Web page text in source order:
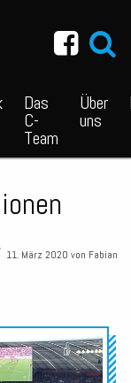
Das
C-
Team
Über
uns
11. März 2020 von Fabian